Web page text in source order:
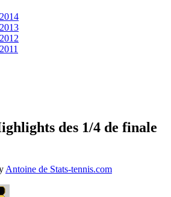
des 1/4 de finale
Antoine de Stats-tennis.com